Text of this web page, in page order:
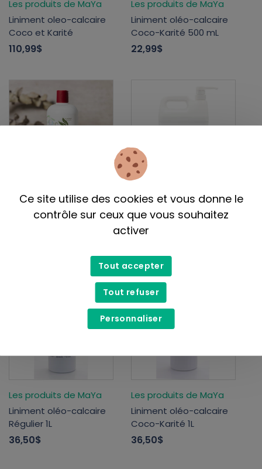
Les produits de MaYa
Liniment oleo-calcaire
Coco et Karité
110,99$
Les produits de MaYa
Liniment oléo-calcaire
Coco-Karité 500 mL
22,99$
Les produits de MaYa
Liniment oléo-calcaire
Les produits de MaYa
Liniment oléo-calcaire
Régulier
Les produits de MaYa
Liniment oléo-calcaire
Régulier 1L
36,50$
Les produits de MaYa
Liniment oléo-calcaire
Coco-Karité 1L
36,50$
Ce site utilise des cookies et vous donne le
contrôle sur ceux que vous souhaitez
activer
Tout accepter
Tout refuser
Personnaliser